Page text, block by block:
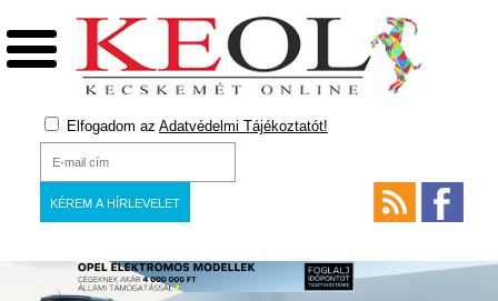
Elfogadom az Adatvédelmi Tájékoztatót!